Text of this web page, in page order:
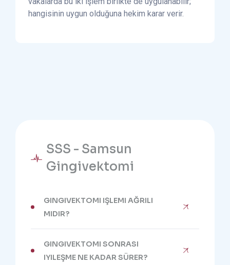
hangisinin uygun olduğuna hekim karar verir.
SSS - Samsun
Gingivektomi
GINGIVEKTOMI IŞLEMI AĞRILI
MIDIR?
GINGIVEKTOMI SONRASI
IYILEŞME NE KADAR SÜRER?